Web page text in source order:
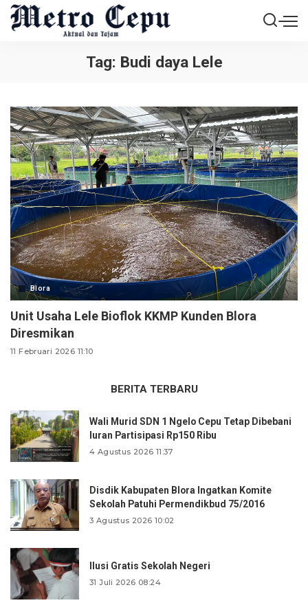
Tag: Budi daya Lele
Blora
Unit Usaha Lele Bioflok KKMP Kunden Blora
Diresmikan
11 Februari 2026 11:10
BERITA TERBARU
Wali Murid SDN 1 Ngelo Cepu Tetap Dibebani
Iuran Partisipasi Rp150 Ribu
4 Agustus 2026 11:37
Disdik Kabupaten Blora Ingatkan Komite
Sekolah Patuhi Permendikbud 75/2016
3 Agustus 2026 10:02
Ilusi Gratis Sekolah Negeri
31 Juli 2026 08:24